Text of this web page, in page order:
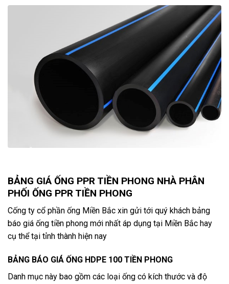
BẢNG GIÁ ỐNG PPR TIỀN PHONG NHÀ PHÂN
PHỐI ỐNG PPR TIỀN PHONG
Cống ty cổ phần ống Miền Bắc xin gửi tới quý khách bảng
báo giá ống tiền phong mới nhất áp dụng tại Miền Bắc hay
cụ thể tại tỉnh thành hiện nay
BẢNG BÁO GIÁ ỐNG HDPE 100 TIỀN PHONG
Danh mục này bao gồm các loại ống có kích thước và độ